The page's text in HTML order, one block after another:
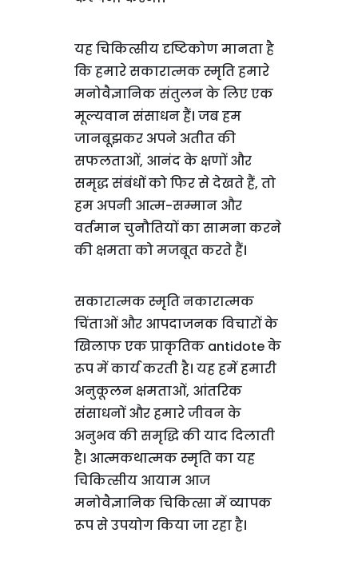
यह चिकित्सीय दृष्टिकोण मानता है
कि हमारे सकारात्मक स्मृति हमारे
मनोवैज्ञानिक संतुलन के लिए एक
मूल्यवान संसाधन हैं। जब हम
जानबूझकर अपने अतीत की
सफलताओं, आनंद के क्षणों और
समृद्ध संबंधों को फिर से देखते हैं, तो
हम अपनी आत्म-सम्मान और
वर्तमान चुनौतियों का सामना करने
की क्षमता को मजबूत करते हैं।
सकारात्मक स्मृति नकारात्मक
चिंताओं और आपदाजनक विचारों के
खिलाफ एक प्राकृतिक antidote के
रूप में कार्य करती है। यह हमें हमारी
अनुकूलन क्षमताओं, आंतरिक
संसाधनों और हमारे जीवन के
अनुभव की समृद्धि की याद दिलाती
है। आत्मकथात्मक स्मृति का यह
चिकित्सीय आयाम आज
मनोवैज्ञानिक चिकित्सा में व्यापक
रूप से उपयोग किया जा रहा है।